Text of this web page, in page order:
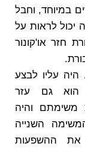
במיוחד, וחבל
יכול לראות על
חזר או'קונור
היה עליו לבצע
הוא גם עזר
משימתם והיה
השנייה
ההשפעות